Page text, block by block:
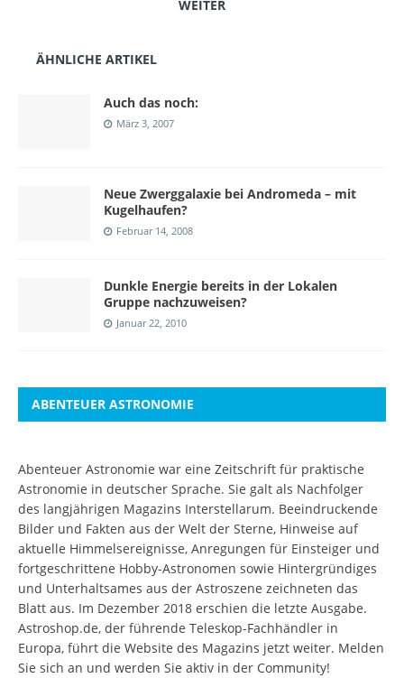
WEITER
ÄHNLICHE ARTIKEL
Auch das noch:
März 3, 2007
Neue Zwerggalaxie bei Andromeda – mit
Kugelhaufen?
Februar 14, 2008
Dunkle Energie bereits in der Lokalen
Gruppe nachzuweisen?
Januar 22, 2010
ABENTEUER ASTRONOMIE
Abenteuer Astronomie war eine Zeitschrift für praktische
Astronomie in deutscher Sprache. Sie galt als Nachfolger
des langjährigen Magazins Interstellarum. Beeindruckende
Bilder und Fakten aus der Welt der Sterne, Hinweise auf
aktuelle Himmelsereignisse, Anregungen für Einsteiger und
fortgeschrittene Hobby-Astronomen sowie Hintergründiges
und Unterhaltsames aus der Astroszene zeichneten das
Blatt aus. Im Dezember 2018 erschien die letzte Ausgabe.
Astroshop.de, der führende Teleskop-Fachhändler in
Europa, führt die Website des Magazins jetzt weiter. Melden
Sie sich an und werden Sie aktiv in der Community!